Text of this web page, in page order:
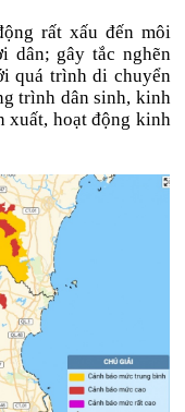
rất xấu đến môi
dân; gây tắc nghẽn
quá trình di chuyển
trình dân sinh, kinh
xuất, hoạt động kinh